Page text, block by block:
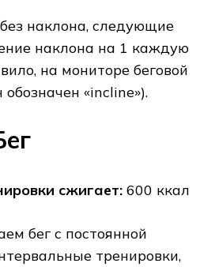
наклона, следующие
наклона на 1 каждую
на мониторе беговой
«incline»).
сжигает: 600 ккал
бег с постоянной
тренировки,